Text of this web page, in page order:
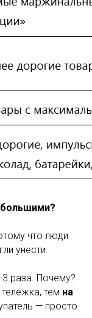
что люди
унести.
раза. Почему?
тем на
— просто